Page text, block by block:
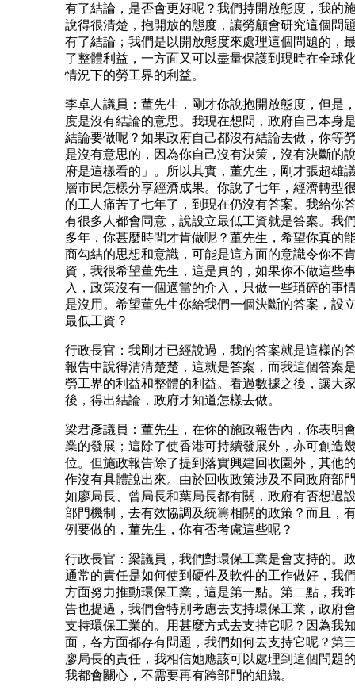
有了結論，是否會更好呢？我們持開放態度，我的
說得很清楚，抱開放的態度，讓勞顧會研究這個問
有了結論；我們是以開放態度來處理這個問題的，
了整體利益，一方面又可以盡量保護到現時在全球
情況下的勞工界的利益。
李卓人議員：董先生，剛才你說抱開放態度，但是
度是沒有結論的意思。我現在想問，政府自己本身
結論要做呢？如果政府自己都沒有結論去做，你等
是沒有意思的，因為你自己沒有決策，沒有決斷的
府是這樣看的」。所以其實，董先生，剛才張超雄
層市民怎樣分享經濟成果。你說了七年，經濟轉型
的工人痛苦了七年了，到現在仍沒有答案。我給你
有很多人都會同意，說設立最低工資就是答案。我
多年，你甚麼時間才肯做呢？董先生，希望你真的
商勾結的思想和意識，可能是這方面的意識令你不
資，我很希望董先生，這是真的，如果你不做這些
入，政策沒有一個適當的介入，只做一些瑣碎的事
是沒用。希望董先生你給我們一個決斷的答案，設
最低工資？
行政長官：我剛才已經說過，我的答案就是這樣的
報告中說得清清楚楚，這就是答案，而我這個答案
勞工界的利益和整體的利益。看過數據之後，讓大
後，得出結論，政府才知道怎樣去做。
梁君彥議員：董先生，在你的施政報告內，你表明
業的發展；這除了使香港可持續發展外，亦可創造
位。但施政報告除了提到落實興建回收園外，其他
作沒有具體說出來。由於回收政策涉及不同政府部
如廖局長、曾局長和葉局長都有關，政府有否想過
部門機制，去有效協調及統籌相關的政策？而且，
例要做的，董先生，你有否考慮這些呢？
行政長官：梁議員，我們對環保工業是會支持的。
通常的責任是如何使到硬件及軟件的工作做好，我
方面努力推動環保工業，這是第一點。第二點，我
告也提過，我們會特別考慮去支持環保工業，政府
支持環保工業的。用甚麼方式去支持它呢？因為我
面，各方面都存有問題，我們如何去支持它呢？第
廖局長的責任，我相信她應該可以處理到這個問題
我都會關心，不需要再有跨部門的組織。